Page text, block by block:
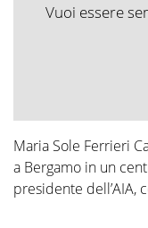
Vuoi essere
Maria Sole Ferrieri
a Bergamo in un
presidente dell’AIA,